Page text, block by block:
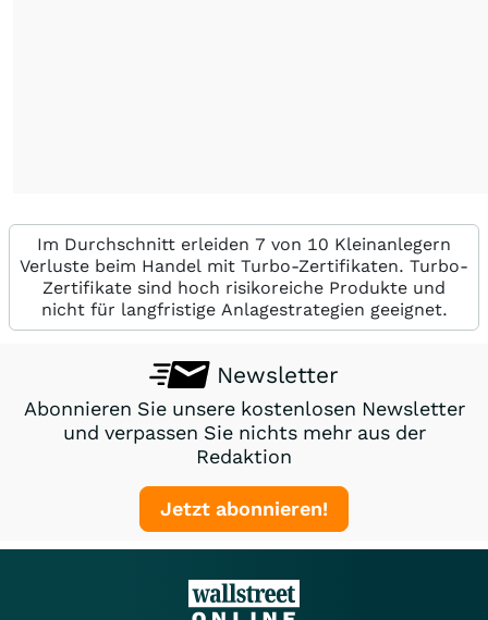
Im Durchschnitt erleiden 7 von 10 Kleinanlegern
Verluste beim Handel mit Turbo-Zertifikaten. Turbo-
Zertifikate sind hoch risikoreiche Produkte und
nicht für langfristige Anlagestrategien geeignet.
Newsletter
Abonnieren Sie unsere kostenlosen Newsletter
und verpassen Sie nichts mehr aus der
Redaktion
Jetzt abonnieren!